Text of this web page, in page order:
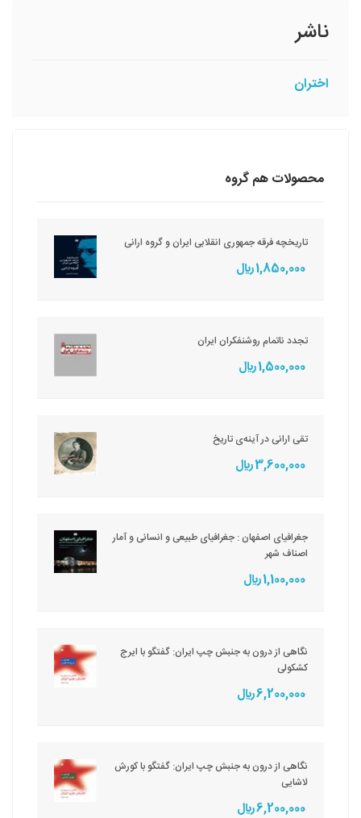
ناشر
اختران
محصولات هم گروه
تاریخچه فرقه جمهوری انقلابی ایران و گروه ارانی
1,850,000 ريال
تجدد ناتمام روشنفکران ایران
1,500,000 ريال
تقی ارانی در آینه‌ی تاریخ
3,600,000 ريال
جغرافیای اصفهان : جغرافیای طبیعی و انسانی و آمار
اصناف شهر
1,100,000 ريال
نگاهی از درون به جنبش چپ ایران: گفتگو با ایرج
کشکولی
6,200,000 ريال
نگاهی از درون به جنبش چپ ایران: گفتگو با کورش
لاشایی
6,200,000 ريال